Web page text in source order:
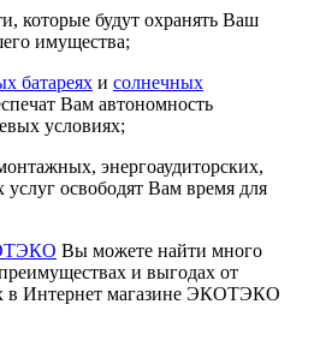
которые будут охранять Ваш
имущества;
батареях и солнечных
Вам автономность
условиях;
энергоаудиторских,
освободят Вам время для
Вы можете найти много
и выгодах от
в Интернет магазине ЭКОТЭКО